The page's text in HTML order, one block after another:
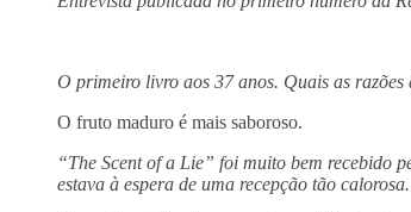
O primeiro livro aos 37 anos. Quais as razões
O fruto maduro é mais saboroso.
“The Scent of a Lie” foi muito bem recebido
estava à espera de uma recepção tão